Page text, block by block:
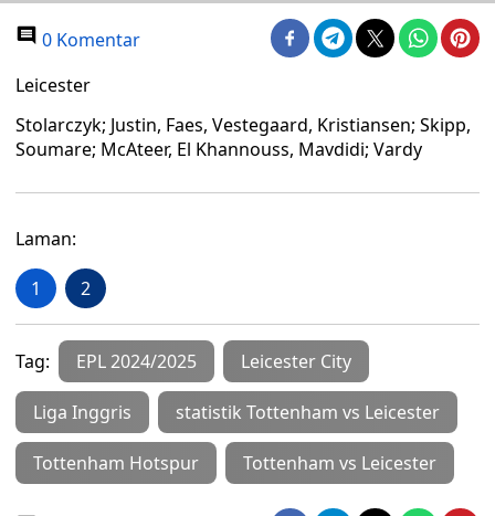
0 Komentar
Leicester
Stolarczyk; Justin, Faes, Vestegaard, Kristiansen; Skipp,
Soumare; McAteer, El Khannouss, Mavdidi; Vardy
Laman:
1 2
Tag: EPL 2024/2025 Leicester City
Liga Inggris statistik Tottenham vs Leicester
Tottenham Hotspur Tottenham vs Leicester